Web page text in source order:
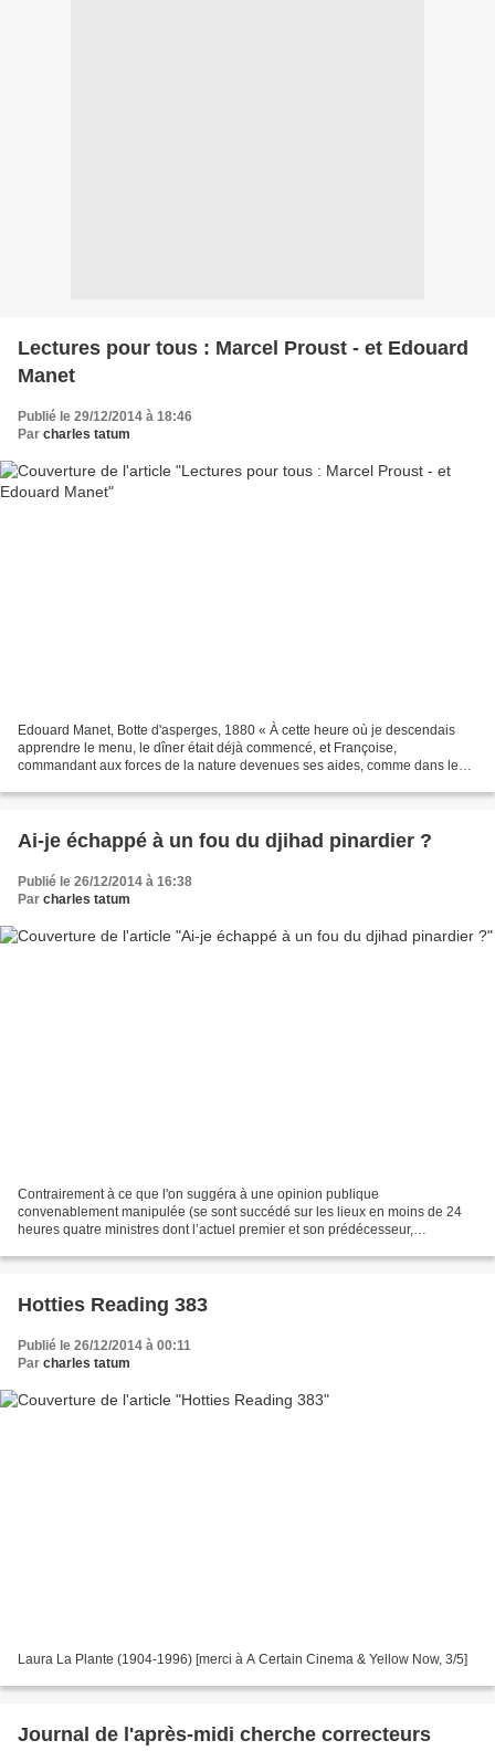
Lectures pour tous : Marcel Proust - et Edouard
Manet
Publié le 29/12/2014 à 18:46
Par charles tatum
Edouard Manet, Botte d'asperges, 1880 « À cette heure où je descendais
apprendre le menu, le dîner était déjà commencé, et Françoise,
commandant aux forces de la nature devenues ses aides, comme dans les
Ai-je échappé à un fou du djihad pinardier ?
Publié le 26/12/2014 à 16:38
Par charles tatum
Contrairement à ce que l'on suggéra à une opinion publique
convenablement manipulée (se sont succédé sur les lieux en moins de 24
heures quatre ministres dont l’actuel premier et son prédécesseur,
Hotties Reading 383
Publié le 26/12/2014 à 00:11
Par charles tatum
Laura La Plante (1904-1996) [merci à A Certain Cinema & Yellow Now, 3/5]
Journal de l'après-midi cherche correcteurs